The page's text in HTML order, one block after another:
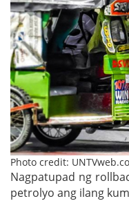
Photo credit:
Nagpatupad ng
petrolyo ang ilang